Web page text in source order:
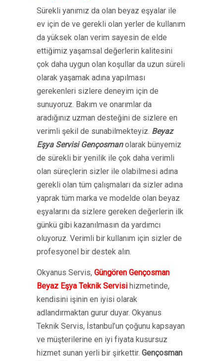
Sürekli yanımız da olan beyaz eşyalar ile
ev için de ve gerekli olan yerler de kullanım
da yüksek olan verim sayesin de elde
ettiğimiz yaşamsal değerlerin kalitesini
çok daha uygun olan koşullar da uzun süreli
olarak yaşamak adına yapılması
gerekenleri sizlere deneyim için de
sunuyoruz. Bakım ve onarımlar da
aradığınız uzman desteğini de sizlere en
verimli şekil de sunabilmekteyiz. Beyaz
Eşya Servisi Gençosmanolarak bünyemiz
de sürekli bir yenilik ile çok daha verimli
olan süreçlerin sizler ile olabilmesi adına
gerekli olan tüm çalışmaları da sizler adına
yaprak tüm marka ve modelde olan beyaz
eşyalarını da sizlere gereken değerlerin ilk
günkü gibi kazanılmasın da yardımcı
oluyoruz. Verimli bir kullanım için sizler de
profesyonel bir destek alın.
Okyanus Servis, Güngören Gençosman
Beyaz Eşya Teknik Servisi hizmetinde,
kendisini işinin en iyisi olarak
adlandırmaktan gurur duyar. Okyanus
Teknik Servis, İstanbul’un çoğunu kapsayan
ve müşterilerine en iyi fiyata kusursuz
hizmet sunan yerli bir şirkettir. Gençosman